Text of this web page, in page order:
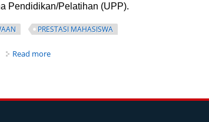
Pendidikan/Pelatihan (UPP).
PRESTASI MAHASISWA
Read more